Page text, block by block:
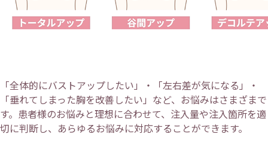
「全体的にバストアップしたい」・「左右差が気になる」・
「垂れてしまった胸を改善したい」など、お悩みはさまざまで
す。患者様のお悩みと理想に合わせて、注入量や注入箇所を適
切に判断し、あらゆるお悩みに対応することができます。